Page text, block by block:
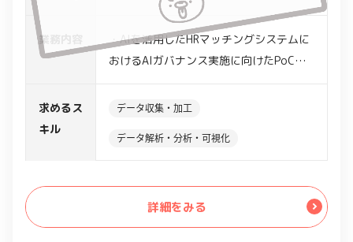
業務内容
・AIを活用したHRマッチングシステムに
おけるAIガバナンス実施に向けたPoC実
・上記設計と分析実施
求めるス
キル
データ収集・加工
データ解析・分析・可視化
詳細をみる